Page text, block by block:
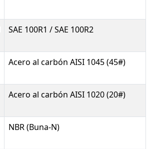
SAE 100R1 / SAE 100R2
Acero al carbón AISI 1045 (45#)
Acero al carbón AISI 1020 (20#)
NBR (Buna-N)